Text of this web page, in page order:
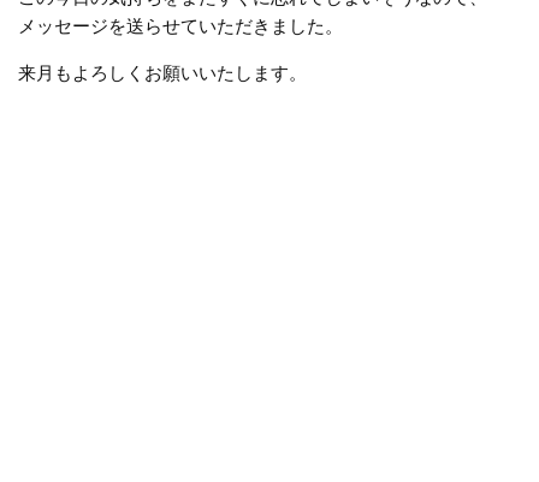
メッセージを送らせていただきました。
来月もよろしくお願いいたします。